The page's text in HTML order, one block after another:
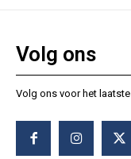
Volg ons
Volg ons voor het